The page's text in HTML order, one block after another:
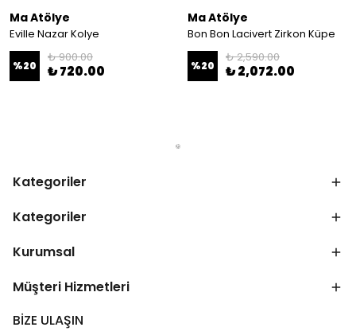
Ma Atölye
Eville Nazar Kolye
%20
₺ 900.00
₺ 720.00
Ma Atölye
Bon Bon Lacivert Zirkon Küpe
%20
₺ 2,590.00
₺ 2,072.00
Kategoriler
Kategoriler
Kurumsal
Müşteri Hizmetleri
BİZE ULAŞIN